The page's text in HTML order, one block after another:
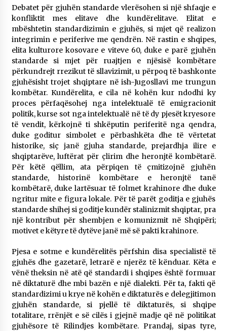
Debatet për gjuhën standarde vlerësohen si një shfaqje e
konfliktit mes elitave dhe kundërelitave. Elitat e
mbështetin standardizimin e gjuhës, si mjet që realizon
integrimin e periferive me qendrën. Në rastin e shqipes,
elita kulturore kosovare e viteve 60, duke e parë gjuhën
standarde si mjet për ruajtjen e njësisë kombëtare
përkundrejt rrezikut të sllavizimit, u përpoq të bashkonte
gjuhësisht trojet shqiptare në ish-Jugosllavi me trungun
kombëtar. Kundërelita, e cila në kohën kur ndodhi ky
proces përfaqësohej nga intelektualë të emigracionit
politik, kurse sot nga intelektualë në të dy pjesët kryesore
të vendit, kërkojnë ti shkëputin periferitë nga qendra,
duke goditur simbolet e përbashkëta dhe të vërtetat
historike, siç janë gjuha standarde, prejardhja ilire e
shqiptarëve, luftërat për çlirim dhe heronjtë kombëtarë.
Për këtë qëllim, ata përpiqen të çmitizojnë gjuhën
standarde, historinë kombëtare e heronjtë tanë
kombëtarë, duke lartësuar të folmet krahinore dhe duke
ngritur mite e figura lokale. Për të parët goditja e gjuhës
standarde shihej si goditje kundër stalinizmit shqiptar, pra
një kontribut për shembjen e komunizmit në Shqipëri;
motivet e këtyre të dytëve janë më së pakti krahinore.
Pjesa e sotme e kundërelitës përfshin disa specialistë të
gjuhës dhe gazetarë, letrarë e njerëz të kënduar. Këta e
vënë theksin në atë që standardi i shqipes është formuar
në diktaturë dhe mbi bazën e një dialekti. Për ta, fakti që
standardizimi u krye në kohën e diktaturës e delegjitimon
gjuhën standarde, si pjellë të diktaturës, si shqipe
totalitare, rrënjët e së cilës i gjejnë madje që në politikat
gjuhësore të Rilindjes kombëtare. Prandaj, sipas tyre,